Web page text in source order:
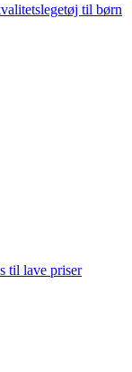
til børn
til lave priser